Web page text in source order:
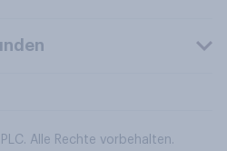
Alle Rechte vorbehalten.